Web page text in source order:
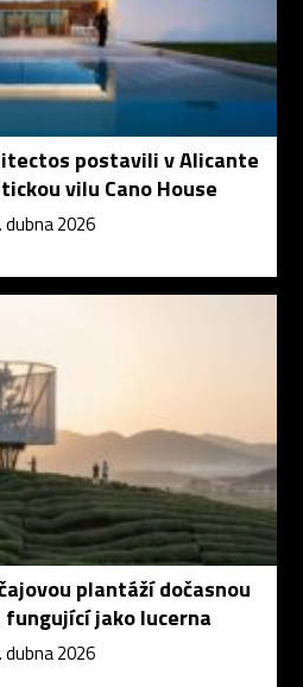
postavili v Alicante
vilu Cano House
dubna 2026
plantáží dočasnou
jako lucerna
dubna 2026